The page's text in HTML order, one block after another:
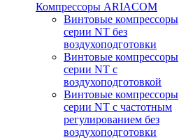
Компрессоры ARIACOM
Винтовые компрессоры
серии NT без
воздухоподготовки
Винтовые компрессоры
серии NT c
воздухоподготовкой
Винтовые компрессоры
серии NT с частотным
регулированием без
воздухоподготовки